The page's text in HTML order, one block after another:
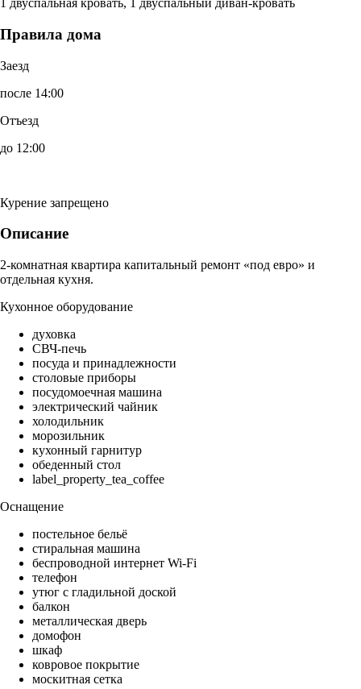
1 двуспальная кровать, 1 двуспальный диван-кровать
Правила дома
Заезд
после 14:00
Отъезд
до 12:00
Курение запрещено
Описание
2-комнатная квартира капитальный ремонт «под евро» и
отдельная кухня.
Кухонное оборудование
духовка
СВЧ-печь
посуда и принадлежности
столовые приборы
посудомоечная машина
электрический чайник
холодильник
морозильник
кухонный гарнитур
обеденный стол
label_property_tea_coffee
Оснащение
постельное бельё
стиральная машина
беспроводной интернет Wi-Fi
телефон
утюг с гладильной доской
балкон
металлическая дверь
домофон
шкаф
ковровое покрытие
москитная сетка